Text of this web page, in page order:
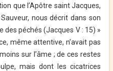
que l’Apôtre saint Jacques,
nous décrit dans son
des péchés (Jacques V : 15) »
même attentive, n’avait pas
sur l’âme ; de ces restes
mais dont les cicatrices